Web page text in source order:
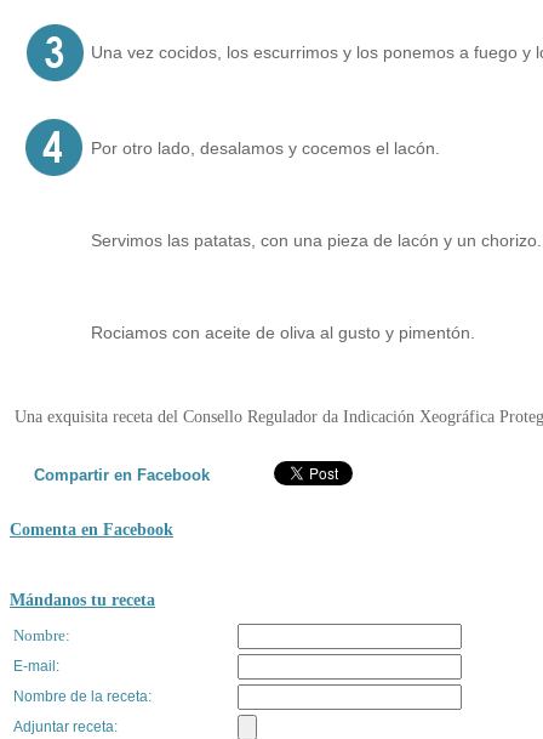
Una vez cocidos, los escurrimos y los ponemos a fuego y
Por otro lado, desalamos y cocemos el lacón.
Servimos las patatas, con una pieza de lacón y un chorizo.
Rociamos con aceite de oliva al gusto y pimentón.
Una exquisita receta del Consello Regulador da Indicación Xeográfica
Compartir en Facebook
Comenta en Facebook
Mándanos tu receta
Nombre:
E-mail:
Nombre de la receta:
Adjuntar receta: